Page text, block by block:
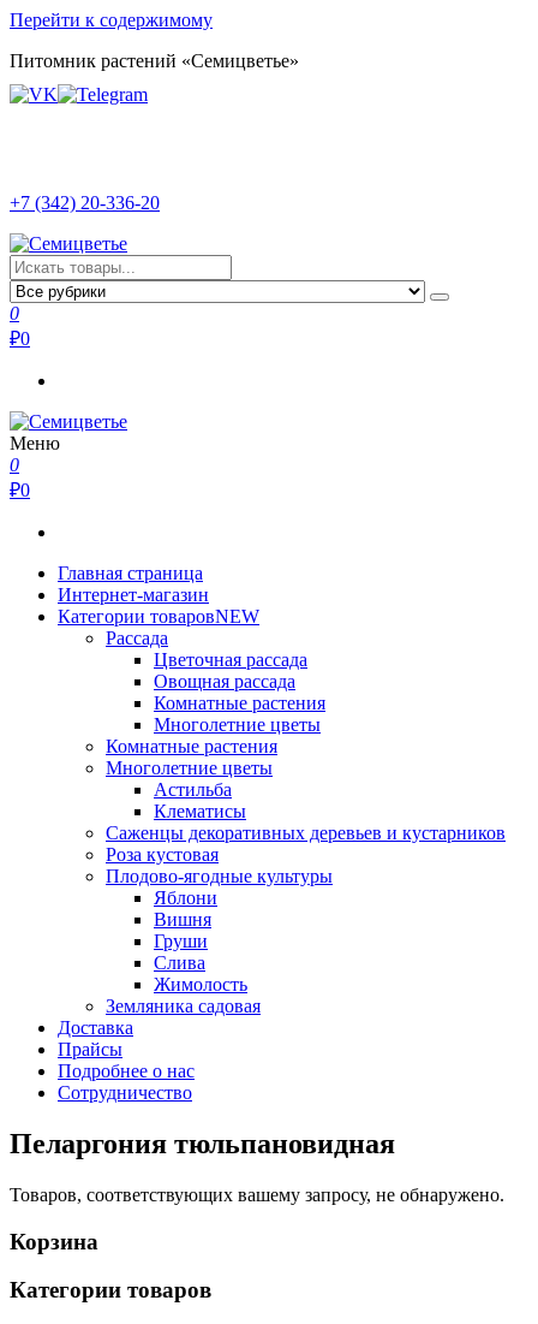
Перейти к содержимому
Питомник растений «Семицветье»
+7 (342) 20-336-20
Семицветье
Рассада в Перми | Тепличное хозяйство
0
₽0
Семицветье
Рассада в Перми | Тепличное хозяйство
Меню
0
₽0
Главная страница
Интернет-магазин
Категории товаровNEW
Рассада
Цветочная рассада
Овощная рассада
Комнатные растения
Многолетние цветы
Комнатные растения
Многолетние цветы
Астильба
Клематисы
Саженцы декоративных деревьев и кустарников
Роза кустовая
Плодово-ягодные культуры
Яблони
Вишня
Груши
Слива
Жимолость
Земляника садовая
Доставка
Прайсы
Подробнее о нас
Сотрудничество
Пеларгония тюльпановидная
Товаров, соответствующих вашему запросу, не обнаружено.
Корзина
Категории товаров